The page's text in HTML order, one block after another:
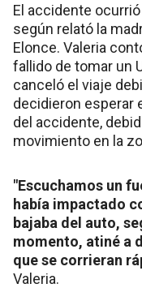
El accidente
según relató la
Elonce. Valeria
fallido de tomar un
canceló el viaje
decidieron esperar
del accidente,
movimiento en la
"Escuchamos un
había impactado
bajaba del auto,
momento, atiné a
que se corrieran
Valeria.